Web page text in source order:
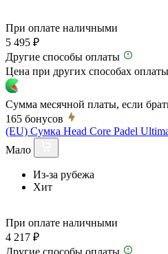
При оплате наличными
5 495 ₽
Другие способы оплаты
Цена при других способах оплаты
Сумма месячной платы, если
165 бонусов
(EU) Сумка Head Core Padel
Мало
Из-за рубежа
Хит
При оплате наличными
4 217 ₽
Другие способы оплаты